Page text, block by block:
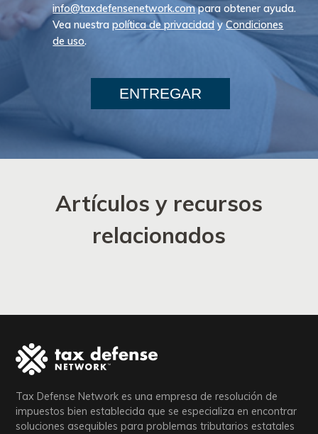
info@taxdefensenetwork.compara obtener ayuda.
Vea nuestrapolítica de privacidad yCondiciones
de uso.
ENTREGAR
Artículos y recursos
relacionados
Tax Defense Network es una empresa de resolución de
impuestos bien establecida que se especializa en encontrar
soluciones asequibles para problemas tributarios estatales